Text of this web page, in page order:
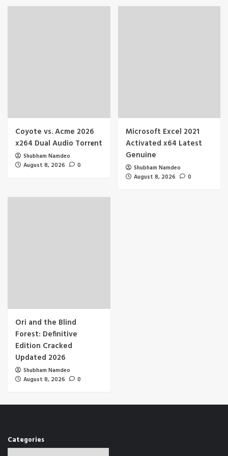
Coyote vs. Acme 2026
x264 Dual Audio Torr𝐞nt
Shubham Namdeo
August 8, 2026
0
Microsoft Excel 2021
Activated x64 Latest
Genuine
Shubham Namdeo
August 8, 2026
0
Ori and the Blind
Forest: Definitive
Edition Cracked
Updated 2026
Shubham Namdeo
August 8, 2026
0
Categories